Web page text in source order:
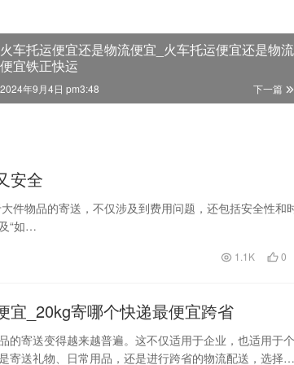
火车托运便宜还是物流便宜_火车托运便宜还是物流
便宜铁正快运
下一篇
2024年9月4日 pm3:48
安全
件物品的寄送，不仅涉及到费用问题，还包括安全性和
“如…
1.1K 0
宜_20kg寄哪个快递最便宜跨省
的寄送变得越来越普遍。这不仅适用于企业，也适用于个
寄送礼物、日常用品，还是进行跨省的物流配送，选择一